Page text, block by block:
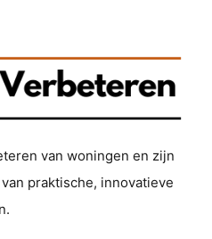
van woningen en zijn
praktische, innovatieve